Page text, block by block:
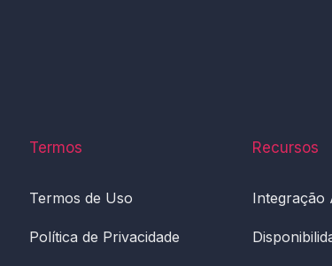
Termos
Termos de Uso
Política de Privacidade
Recursos
Integração